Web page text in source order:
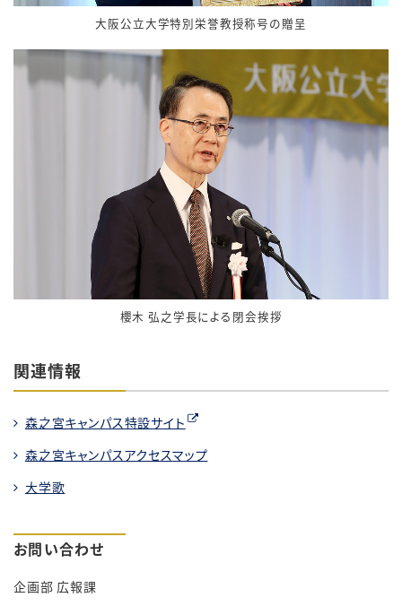
大阪公立大学特別栄誉教授称号の贈呈
櫻木 弘之学長による閉会挨拶
関連情報
森之宮キャンパス特設サイト
森之宮キャンパスアクセスマップ
大学歌
お問い合わせ
企画部 広報課